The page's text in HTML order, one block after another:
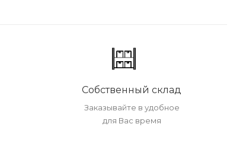
Собственный склад
Заказывайте в удобное
для Вас время